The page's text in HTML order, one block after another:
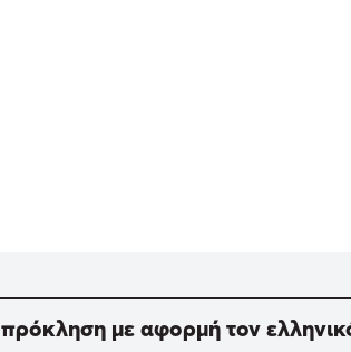
με αφορμή τον